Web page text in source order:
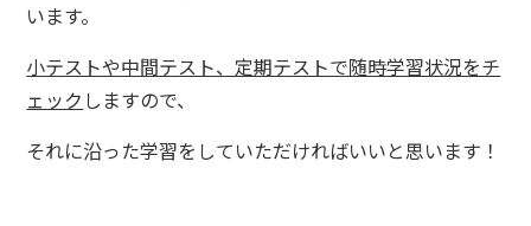
います。
小テストや中間テスト、定期テストで随時学習状況をチ
ェック しますので、
それに沿った学習をしていただければいいと思います！